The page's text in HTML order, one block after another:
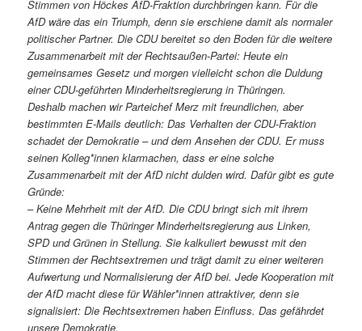
Stimmen von Höckes AfD-Fraktion durchbringen kann. Für die
AfD wäre das ein Triumph, denn sie erschiene damit als normaler
politischer Partner. Die CDU bereitet so den Boden für die weitere
Zusammenarbeit mit der Rechtsaußen-Partei: Heute ein
gemeinsames Gesetz und morgen vielleicht schon die Duldung
einer CDU-geführten Minderheitsregierung in Thüringen.
Deshalb machen wir Parteichef Merz mit freundlichen, aber
bestimmten E-Mails deutlich: Das Verhalten der CDU-Fraktion
schadet der Demokratie – und dem Ansehen der CDU. Er muss
seinen Kolleg*innen klarmachen, dass er eine solche
Zusammenarbeit mit der AfD nicht dulden wird. Dafür gibt es gute
Gründe:
– Keine Mehrheit mit der AfD. Die CDU bringt sich mit ihrem
Antrag gegen die Thüringer Minderheitsregierung aus Linken,
SPD und Grünen in Stellung. Sie kalkuliert bewusst mit den
Stimmen der Rechtsextremen und trägt damit zu einer weiteren
Aufwertung und Normalisierung der AfD bei. Jede Kooperation mit
der AfD macht diese für Wähler*innen attraktiver, denn sie
signalisiert: Die Rechtsextremen haben Einfluss. Das gefährdet
unsere Demokratie.